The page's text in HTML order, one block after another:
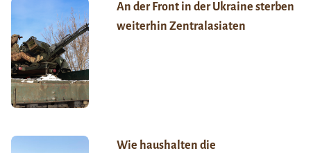
An der Front in der Ukraine sterben
weiterhin Zentralasiaten
Wie haushalten die